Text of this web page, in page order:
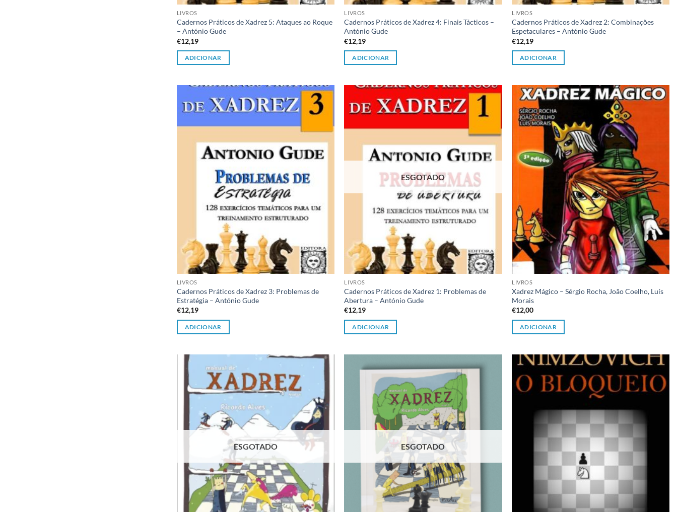
LIVROS
Cadernos Práticos de Xadrez 5: Ataques ao Roque
– António Gude
€12,19
ADICIONAR
LIVROS
Cadernos Práticos de Xadrez 4: Finais Tácticos –
António Gude
€12,19
ADICIONAR
LIVROS
Cadernos Práticos de Xadrez 2: Combinações
Espetaculares – António Gude
€12,19
ADICIONAR
Adicionar
LIVROS
Cadernos Práticos de Xadrez 3: Problemas de
Estratégia – António Gude
€12,19
ADICIONAR
Adicionar
à lista de
ESGOTADO
LIVROS
Cadernos Práticos de Xadrez 1: Problemas de
Abertura – António Gude
€12,19
ADICIONAR
LIVROS
Xadrez Mágico – Sérgio Rocha, João Coelho, Luís
Morais
€12,00
ADICIONAR
Adicionar
desejos
ESGOTADO ESGOTADO
Adicionar
à lista de